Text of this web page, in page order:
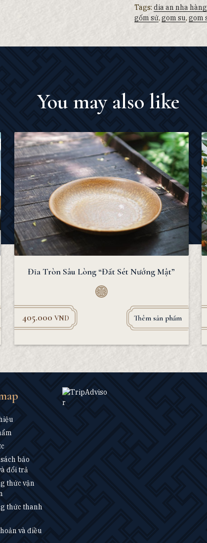
Tags: dia an nha hàng
gốm sứ, gom su, gom
You may also like
Đĩa Tròn Sâu Lòng “Đất Sét Nướng Mật”
405.000VND Thêm sản phẩm
bảo
đổi trả
thức vận
thức thanh
và điều